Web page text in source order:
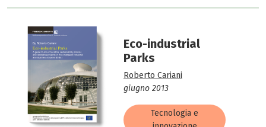
Eco-industrial
Parks
Roberto Cariani
giugno 2013
Tecnologia e